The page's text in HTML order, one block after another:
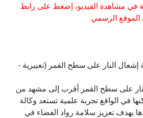
مشاهدة الفيديو، إضغط على رابط
الرسمي
إشعال النار على سطح القمر (تعبيرية -
على سطح القمر أقرب إلى مشهد من
في الواقع تجربة علمية تستعد وكالة
بهدف تعزيز سلامة رواد الفضاء في